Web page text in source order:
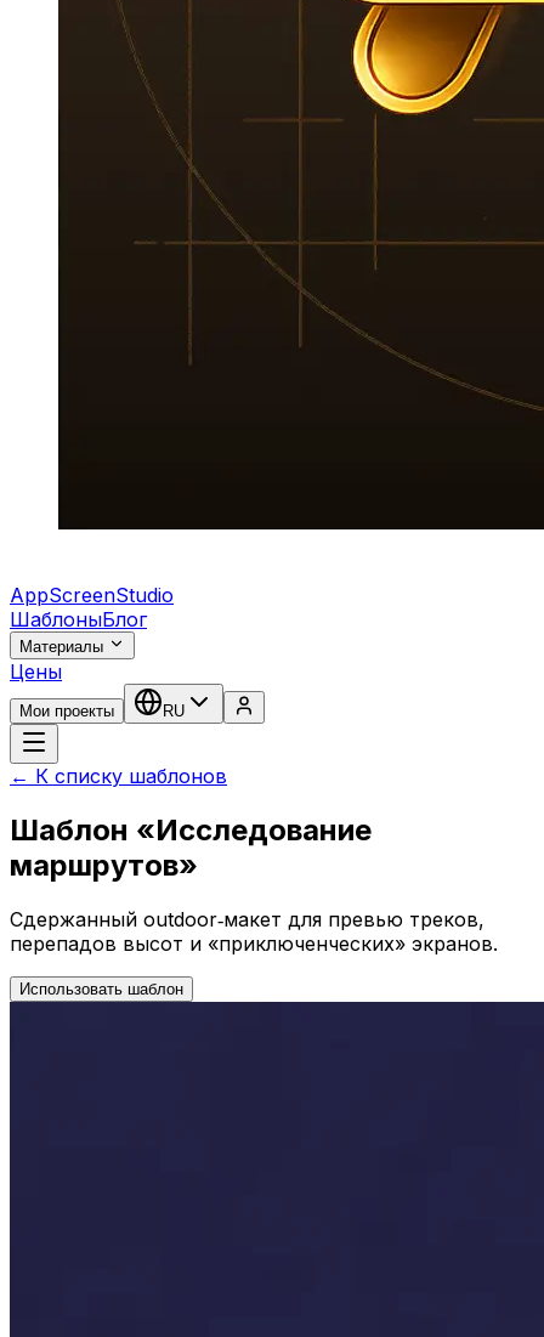
AppScreenStudio
ШаблоныБлог
Материалы
Цены
Мои проекты RU
← К списку шаблонов
Шаблон «Исследование
маршрутов»
Сдержанный outdoor‑макет для превью треков,
перепадов высот и «приключенческих» экранов.
Использовать шаблон